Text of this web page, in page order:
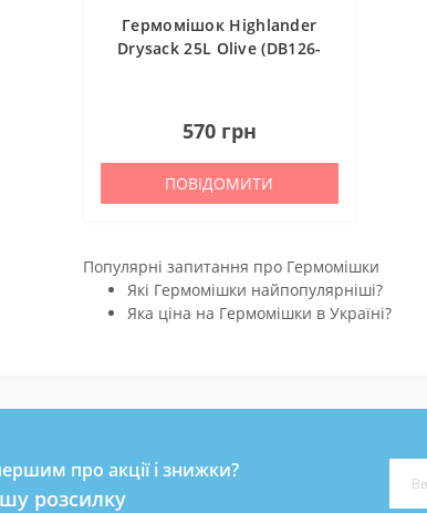
Гермомішок Highlander
Drysack 25L Olive (DB126-
570 грн
ПОВІДОМИТИ
Популярні запитання про Гермомішки
Які Гермомішки найпопулярніші?
Яка ціна на Гермомішки в Україні?
про акції і знижки?
розсилку